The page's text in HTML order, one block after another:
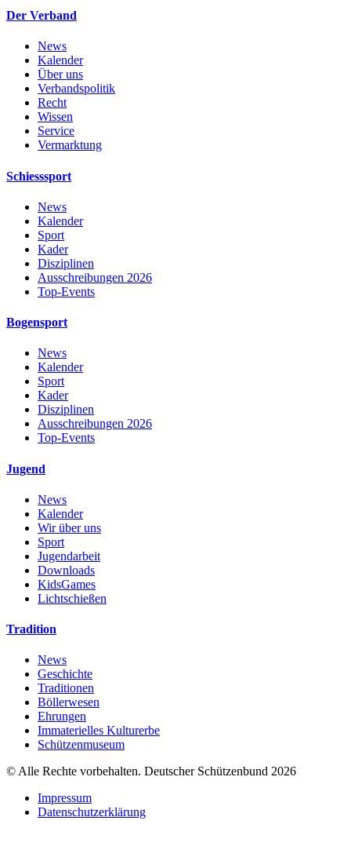
Der Verband
News
Kalender
Über uns
Verbandspolitik
Recht
Wissen
Service
Vermarktung
Schiesssport
News
Kalender
Sport
Kader
Disziplinen
Ausschreibungen 2026
Top-Events
Bogensport
News
Kalender
Sport
Kader
Disziplinen
Ausschreibungen 2026
Top-Events
Jugend
News
Kalender
Wir über uns
Sport
Jugendarbeit
Downloads
KidsGames
Lichtschießen
Tradition
News
Geschichte
Traditionen
Böllerwesen
Ehrungen
Immaterielles Kulturerbe
Schützenmuseum
© Alle Rechte vorbehalten. Deutscher Schützenbund 2026
Impressum
Datenschutzerklärung